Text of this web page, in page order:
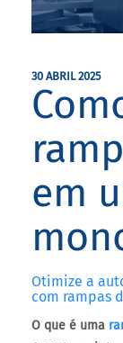
30 ABRIL 2025
em
Otimize a
com rampas
O que é uma